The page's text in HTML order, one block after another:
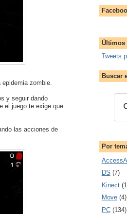
zombie.
y seguir dando
el juego te exige que
las acciones de
Últimos
Tweets
Buscar
Por
DS (7)
Kinect
Move (4)
PC (134)